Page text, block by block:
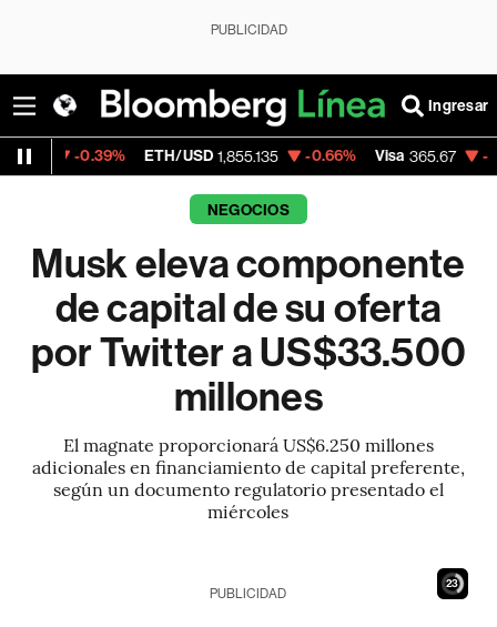
PUBLICIDAD
Ingresar
ETH/USD 1,855.135 -0.66% Visa 365.67 -0.13%
NEGOCIOS
Musk eleva componente
de capital de su oferta
por Twitter a US$33.500
millones
El magnate proporcionará US$6.250 millones
adicionales en financiamiento de capital preferente,
según un documento regulatorio presentado el
miércoles
22
PUBLICIDAD